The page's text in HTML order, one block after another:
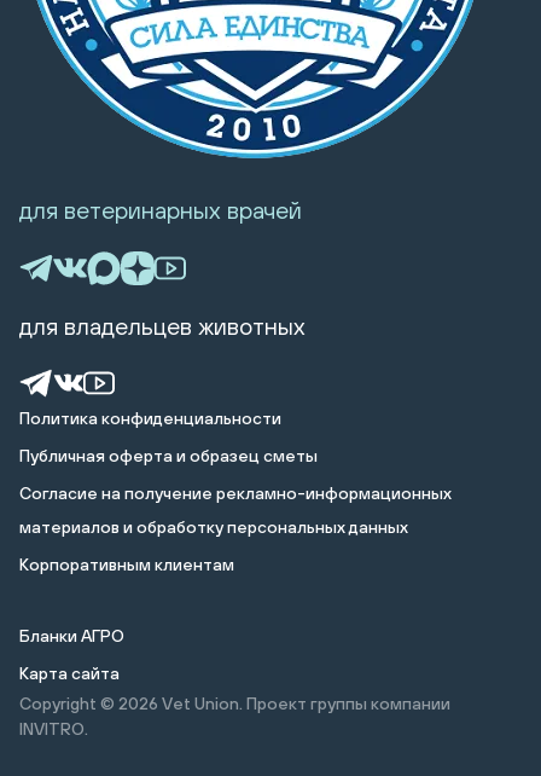
Политика конфиденциальности
Публичная оферта и образец сметы
Cогласие на получение рекламно-информационных
материалов и обработку персональных данных
Корпоративным клиентам
Бланки АГРО
Карта сайта
Copyright © 2026 Vet Union. Проект группы компании
INVITRO.
для ветеринарных врачей
для владельцев животных